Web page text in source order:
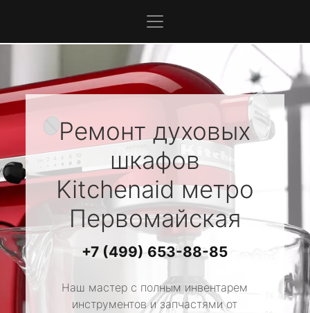
Ремонт духовых
шкафов
Kitchenaidметро
Первомайская
+7 (499) 653-88-85
Наш мастер с полным инвентарем
инструментов и запчастями от